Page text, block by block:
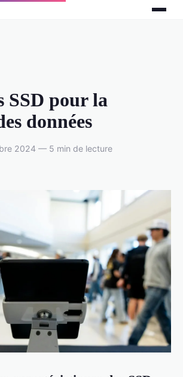
SSD pour la
données
2024 — 5 min de lecture